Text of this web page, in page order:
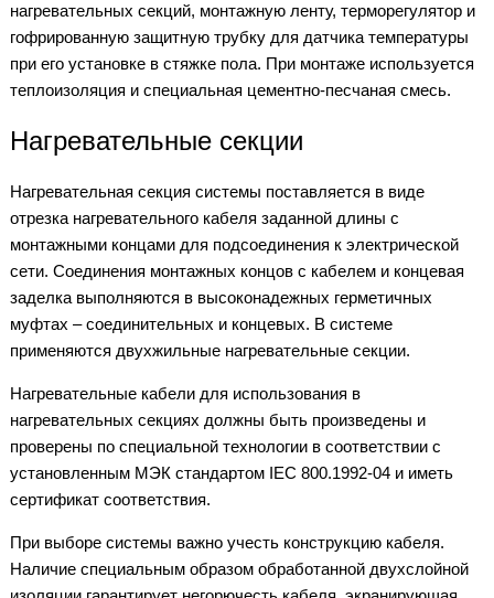
нагревательных секций, монтажную ленту, терморегулятор и
гофрированную защитную трубку для датчика температуры
при его установке в стяжке пола. При монтаже используется
теплоизоляция и специальная цементно-песчаная смесь.
Нагревательные секции
Нагревательная секция системы поставляется в виде
отрезка нагревательного кабеля заданной длины с
монтажными концами для подсоединения к электрической
сети. Соединения монтажных концов с кабелем и концевая
заделка выполняются в высоконадежных герметичных
муфтах – соединительных и концевых. В системе
применяются двухжильные нагревательные секции.
Нагревательные кабели для использования в
нагревательных секциях должны быть произведены и
проверены по специальной технологии в соответствии с
установленным МЭК стандартом IEC 800.1992-04 и иметь
сертификат соответствия.
При выборе системы важно учесть конструкцию кабеля.
Наличие специальным образом обработанной двухслойной